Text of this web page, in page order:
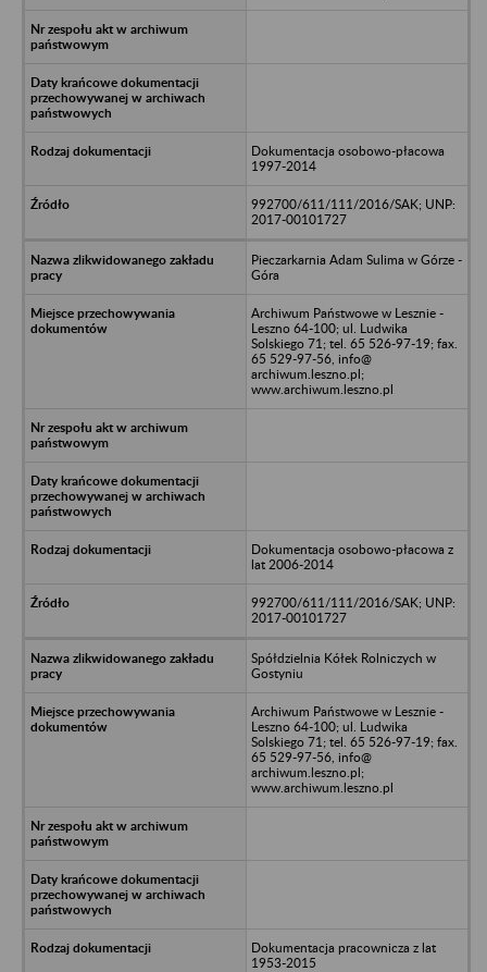
Dokumentacja osobowo-płacowa
1997-2014
992700/611/111/2016/SAK; UNP:
2017-00101727
Pieczarkarnia Adam Sulima w Górze -
Góra
Archiwum Państwowe w Lesznie -
Leszno 64-100; ul. Ludwika
Solskiego 71; tel. 65 526-97-19; fax.
65 529-97-56, info@
archiwum.leszno.pl;
www.archiwum.leszno.pl
Dokumentacja osobowo-płacowa z
lat 2006-2014
992700/611/111/2016/SAK; UNP:
2017-00101727
Spółdzielnia Kółek Rolniczych w
Gostyniu
Archiwum Państwowe w Lesznie -
Leszno 64-100; ul. Ludwika
Solskiego 71; tel. 65 526-97-19; fax.
65 529-97-56, info@
archiwum.leszno.pl;
www.archiwum.leszno.pl
Dokumentacja pracownicza z lat
1953-2015